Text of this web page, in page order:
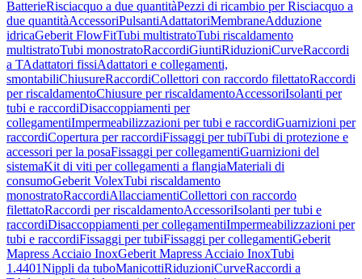
BatterieRisciacquo a due quantitàPezzi di ricambio per Risciacquo a
due quantitàAccessoriPulsantiAdattatoriMembraneAdduzione
idricaGeberit FlowFitTubi multistratoTubi riscaldamento
multistratoTubi monostratoRaccordiGiuntiRiduzioniCurveRaccordi
a TAdattatori fissiAdattatori e collegamenti,
smontabiliChiusureRaccordiCollettori con raccordo filettatoRaccordi
per riscaldamentoChiusure per riscaldamentoAccessoriIsolanti per
tubi e raccordiDisaccoppiamenti per
collegamentiImpermeabilizzazioni per tubi e raccordiGuarnizioni per
raccordiCopertura per raccordiFissaggi per tubiTubi di protezione e
accessori per la posaFissaggi per collegamentiGuarnizioni del
sistemaKit di viti per collegamenti a flangiaMateriali di
consumoGeberit VolexTubi riscaldamento
monostratoRaccordiAllacciamentiCollettori con raccordo
filettatoRaccordi per riscaldamentoAccessoriIsolanti per tubi e
raccordiDisaccoppiamenti per collegamentiImpermeabilizzazioni per
tubi e raccordiFissaggi per tubiFissaggi per collegamentiGeberit
Mapress Acciaio InoxGeberit Mapress Acciaio InoxTubi
1.4401Nippli da tuboManicottiRiduzioniCurveRaccordi a